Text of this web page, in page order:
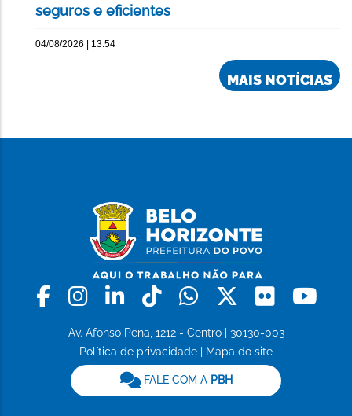
seguros e eficientes
04/08/2026 | 13:54
MAIS NOTÍCIAS
Facebook
Instagram
LinkedinTiktokWhatsapp
X Flickr
Av. Afonso Pena, 1212 - Centro | 30130-003
Política de privacidade
Mapa do site
FALE COM A PBH